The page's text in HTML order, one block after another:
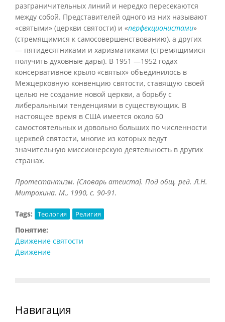
разграничительных линий и нередко пересекаются
между собой. Представителей одного из них называют
«святыми» (церкви святости) и «перфекционистами»
(стремящимися к самосовершенствованию), а других
— пятидесятниками и харизматиками (стремящимися
получить духовные дары). В 1951 —1952 годах
консервативное крыло «святых» объединилось в
Межцерковную конвенцию святости, ставящую своей
целью не создание новой церкви, а борьбу с
либеральными тенденциями в существующих. В
настоящее время в США имеется около 60
самостоятельных и довольно больших по численности
церквей святости, многие из которых ведут
значительную миссионерскую деятельность в других
странах.
Протестантизм. [Словарь атеиста]. Под общ. ред. Л.Н.
Митрохина. М., 1990, с. 90-91.
Tags: Теология Религия
Понятие:
Движение святости
Движение
Навигация